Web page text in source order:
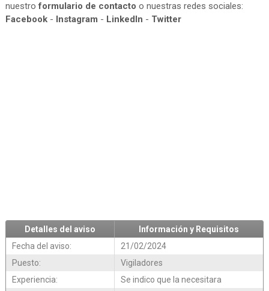
nuestroformulario de contacto o nuestras redes sociales:
Facebook- Instagram - LinkedIn - Twitter
Detalles del aviso
Información y Requisitos
Fecha del aviso:
21/02/2024
Puesto:
Vigiladores
Experiencia:
Se indico que la necesitara